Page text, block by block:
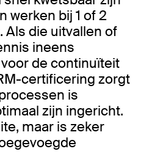
werken bij 1 of 2
Als die uitvallen of
ineens
de continuïteit
certificering zorgt
is
zijn ingericht.
maar is zeker